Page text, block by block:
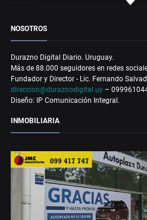
NOSOTROS
Durazno Digital Diario. Uruguay.
Más de 88.000 seguidores en redes
Fundador y Director - Lic. Fernando
direccion@duraznodigital.uy –
Diseño: IP Comunicación Integral.
INMOBILIARIA